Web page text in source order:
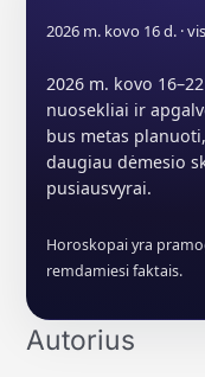
2026 m. kovo 16 d. ·
2026 m. kovo
nuosekliai ir
bus metas
daugiau dėmesio
pusiausvyrai.
Horoskopai yra
remdamiesi faktais.
Autorius